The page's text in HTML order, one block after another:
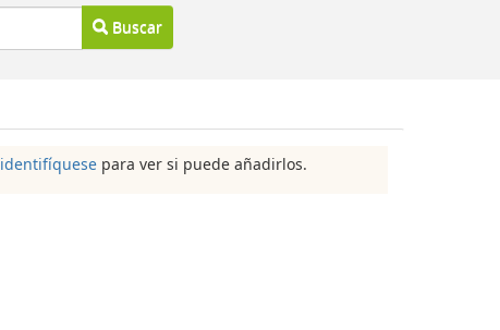
Buscar
identifíquese para ver si puede añadirlos.